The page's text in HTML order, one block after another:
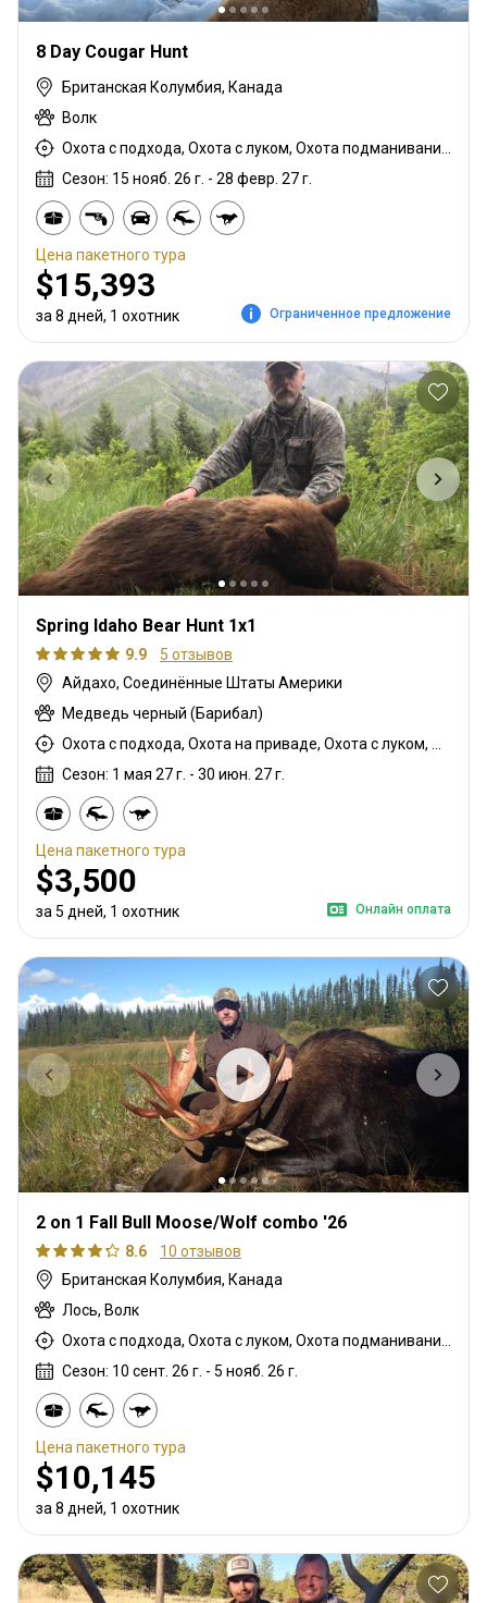
8 Day Cougar Hunt
Британская Колумбия, Канада
Волк
Сезон: 15 нояб. 26 г. - 28 февр. 27 г.
Цена пакетного тура
$15,393
за 8 дней, 1 охотник Ограниченное предложение
Spring Idaho Bear Hunt 1x1
9.9
5 отзывов
Айдахо, Соединённые Штаты Америки
Медведь черный (Барибал)
Охота с подхода, Охота на приваде, Охота с луком, Охота из укрытия, Охота с карабином
Сезон: 1 мая 27 г. - 30 июн. 27 г.
Цена пакетного тура
$3,500
за 5 дней, 1 охотник Онлайн оплата
2 on 1 Fall Bull Moose/Wolf combo '26
8.6
10 отзывов
Британская Колумбия, Канада
Лось, Волк
Сезон: 10 сент. 26 г. - 5 нояб. 26 г.
Цена пакетного тура
$10,145
за 8 дней, 1 охотник